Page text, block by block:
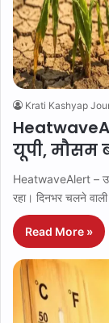
Krati Kashyap
यूपी,
HeatwaveAlert –
रहा। दिनभर चलने वाली
Read More »